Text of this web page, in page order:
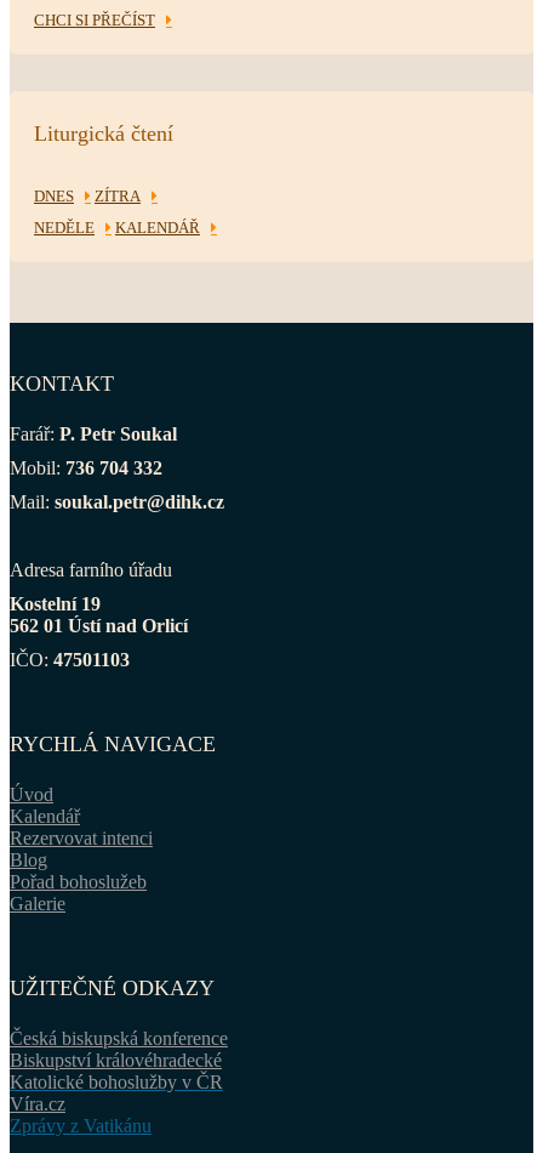
CHCI SI PŘEČÍST
Liturgická čtení
DNES
ZÍTRA
NEDĚLE
KALENDÁŘ
KONTAKT
Farář: P. Petr Soukal
Mobil: 736 704 332
Mail: soukal.petr@dihk.cz
Adresa farního úřadu
Kostelní 19
562 01 Ústí nad Orlicí
IČO: 47501103
RYCHLÁ NAVIGACE
Úvod
Kalendář
Rezervovat intenci
Blog
Pořad bohoslužeb
Galerie
UŽITEČNÉ ODKAZY
Česká biskupská konference
Biskupství královéhradecké
Katolické bohoslužby v ČR
Víra.cz
Zprávy z Vatikánu